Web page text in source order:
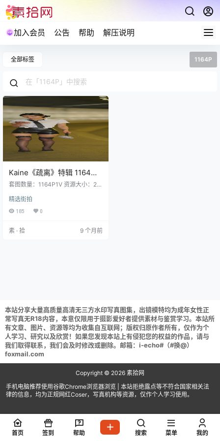
加入会员 公告 帮助 解压说明
全部标签 1164P
Kaine《疏离》特辑 1164张1
视频 [22GB]​
套图数量：1164P1V 资源大小：22
图无水印 解压说明：下载完成,后缀
修改为7z在进行解压 (tar格式直接
己的网盘下载享用！
精选街拍
185 0
素 · 拾 9 个月前
本站分享大量高质量高清无三方水印写真图集，出镜模特均为成年女性正
常写真无R18内容，本意仅限用于摄影爱好者提供素材与鉴赏学习。本站所
有文章、图片、资源等均为收集自互联网；版权归原作者所有，仅作为个
人学习、研究以及欣赏！如果您发现本站上有侵犯您的权益的作品，请与
我们取得联系，我们会及时修改或删除。邮箱：i-echo#（#换@）
foxmail.com
Copyright © 2026 素拾网
手机电脑推荐使用谷歌Chrome浏览器浏览 | 本站拒绝露点等不符合国家相关法
律的信息，均为正规网红Coser，写真机构等资源，仅作个人学习使用。
首页 签到 帮助 搜索 菜单 我的